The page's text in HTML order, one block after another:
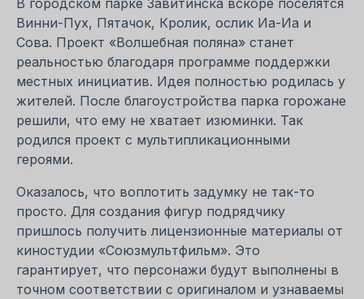
Винни-Пух, Пятачок, Кролик, ослик Иа-Иа и
Сова. Проект «Волшебная поляна» станет
реальностью благодаря программе поддержки
местных инициатив. Идея полностью родилась у
жителей. После благоустройства парка горожане
решили, что ему не хватает изюминки. Так
родился проект с мультипликационными
героями.
Оказалось, что воплотить задумку не так-то
просто. Для создания фигур подрядчику
пришлось получить лицензионные материалы от
киностудии «Союзмультфильм». Это
гарантирует, что персонажи будут выполнены в
точном соответствии с оригиналом и узнаваемы